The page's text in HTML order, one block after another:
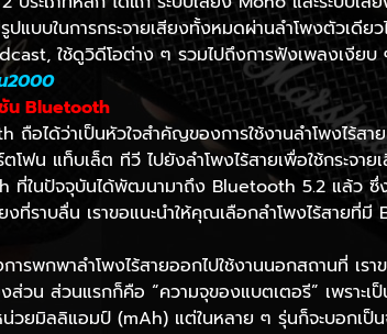
ปแบบในการกระจายเสียงทั้งหมดผ่านลำโพงตัวเดีย
ใช้ดูวิดีโอต่าง ๆ รวมไปถึงการฟังเพลงเงีย
2000
น Bluetooth
ถือได้ว่าเป็นหัวใจสำคัญของการใช้งานลำโพงไร้
ตโฟน แท็บเล็ต ทีวี ไปยังลำโพงไร้สายเพื่อใช้กระ
ที่ในปัจจุบันได้พัฒนามาถึง Bluetooth 5.2 แล้ว ซึ่
ราบลื่น เราขอแนะนำให้คุณเลือกลำโพงไร้สายที่
รพกพาลำโพงไร้สายออกไปใช้งานนอกสถานที่ เร
วน ส่วนแรกก็คือ “ความจุของแบตเตอรี” เพราะเป็
น่วยมิลลิแอมป์ (mAh) แต่ในหลาย ๆ รุ่นก็จะบอกเป็